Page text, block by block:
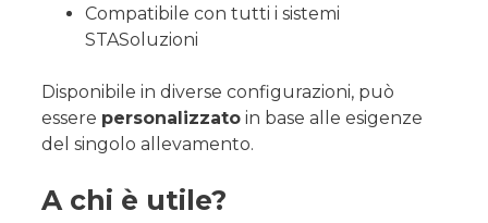
Compatibile con tutti i sistemi
STASoluzioni
Disponibile in diverse configurazioni, può
essere personalizzato in base alle esigenze
del singolo allevamento.
A chi è utile?